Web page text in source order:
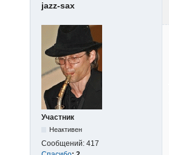
jazz-sax
Участник
Неактивен
Сообщений: 417